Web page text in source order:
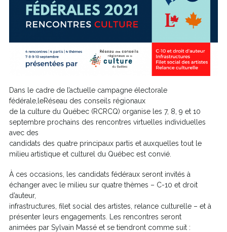
Dans le cadre de l’actuelle campagne électorale
fédérale,leRéseau des conseils régionaux
de la culture du Québec (RCRCQ) organise les 7, 8, 9 et 10
septembre prochains des rencontres virtuelles individuelles
avec des
candidats des quatre principaux partis et auxquelles tout le
milieu artistique et culturel du Québec est convié.
À ces occasions, les candidats fédéraux seront invités à
échanger avec le milieu sur quatre thèmes – C-10 et droit
d’auteur,
infrastructures, filet social des artistes, relance culturelle – et à
présenter leurs engagements. Les rencontres seront
animées par Sylvain Massé et se tiendront comme suit :